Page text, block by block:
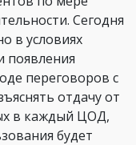
Сегодня
в условиях
появления
переговоров с
отдачу от
в каждый ЦОД,
будет